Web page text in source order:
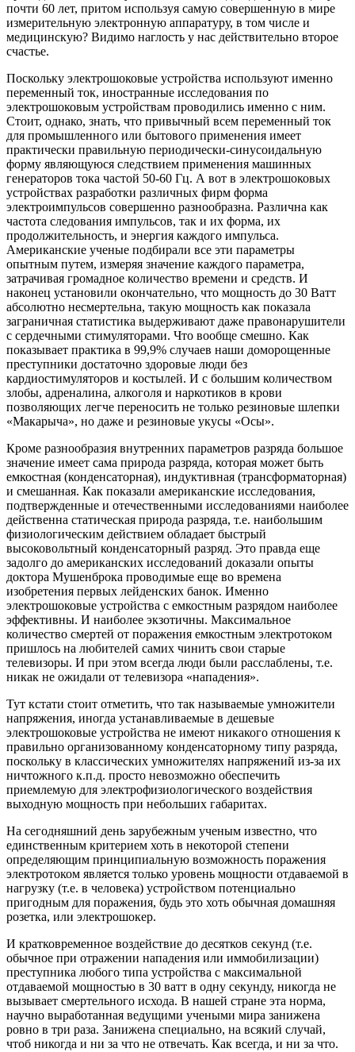
почти 60 лет, притом используя самую совершенную в мире
измерительную электронную аппаратуру, в том числе и
медицинскую? Видимо наглость у нас действительно второе
счастье.
Поскольку электрошоковые устройства используют именно
переменный ток, иностранные исследования по
электрошоковым устройствам проводились именно с ним.
Стоит, однако, знать, что привычный всем переменный ток
для промышленного или бытового применения имеет
практически правильную периодически-синусоидальную
форму являющуюся следствием применения машинных
генераторов тока частой 50-60 Гц. А вот в электрошоковых
устройствах разработки различных фирм форма
электроимпульсов совершенно разнообразна. Различна как
частота следования импульсов, так и их форма, их
продолжительность, и энергия каждого импульса.
Американские ученые подбирали все эти параметры
опытным путем, измеряя значение каждого параметра,
затрачивая громадное количество времени и средств. И
наконец установили окончательно, что мощность до 30 Ватт
абсолютно несмертельна, такую мощность как показала
заграничная статистика выдерживают даже правонарушители
с сердечными стимуляторами. Что вообще смешно. Как
показывает практика в 99,9% случаев наши доморощенные
преступники достаточно здоровые люди без
кардиостимуляторов и костылей. И с большим количеством
злобы, адреналина, алкоголя и наркотиков в крови
позволяющих легче переносить не только резиновые шлепки
«Макарыча», но даже и резиновые укусы «Осы».
Кроме разнообразия внутренних параметров разряда большое
значение имеет сама природа разряда, которая может быть
емкостная (конденсаторная), индуктивная (трансформаторная)
и смешанная. Как показали американские исследования,
подтвержденные и отечественными исследованиями наиболее
действенна статическая природа разряда, т.е. наибольшим
физиологическим действием обладает быстрый
высоковольтный конденсаторный разряд. Это правда еще
задолго до американских исследований доказали опыты
доктора Мушенброка проводимые еще во времена
изобретения первых лейденских банок. Именно
электрошоковые устройства с емкостным разрядом наиболее
эффективны. И наиболее экзотичны. Максимальное
количество смертей от поражения емкостным электротоком
пришлось на любителей самих чинить свои старые
телевизоры. И при этом всегда люди были расслаблены, т.е.
никак не ожидали от телевизора «нападения».
Тут кстати стоит отметить, что так называемые умножители
напряжения, иногда устанавливаемые в дешевые
электрошоковые устройства не имеют никакого отношения к
правильно организованному конденсаторному типу разряда,
поскольку в классических умножителях напряжений из-за их
ничтожного к.п.д. просто невозможно обеспечить
приемлемую для электрофизиологического воздействия
выходную мощность при небольших габаритах.
На сегодняшний день зарубежным ученым известно, что
единственным критерием хоть в некоторой степени
определяющим принципиальную возможность поражения
электротоком является только уровень мощности отдаваемой в
нагрузку (т.е. в человека) устройством потенциально
пригодным для поражения, будь это хоть обычная домашняя
розетка, или электрошокер.
И кратковременное воздействие до десятков секунд (т.е.
обычное при отражении нападения или иммобилизации)
преступника любого типа устройства с максимальной
отдаваемой мощностью в 30 ватт в одну секунду, никогда не
вызывает смертельного исхода. В нашей стране эта норма,
научно выработанная ведущими учеными мира занижена
ровно в три раза. Занижена специально, на всякий случай,
чтоб никогда и ни за что не отвечать. Как всегда, и ни за что.